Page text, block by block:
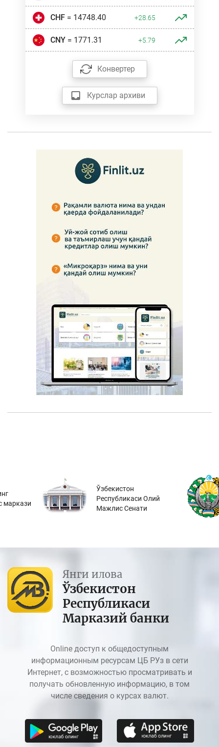
CHF= 14748.40 +28.65
CNY= 1771.31 +5.79
Конвертер
Курслар архиви
маркази
Ўзбекистон
Республикаси Олий
Мажлис Сенати
Янги илова
Ўзбекистон
Республикаси
Марказий банки
Online доступ к общедоступным
информационным ресурсам ЦБ РУз в сети
Интернет, с возможностью просматривать и
получать обновленную информацию, в том
числе сведения о курсах валют.